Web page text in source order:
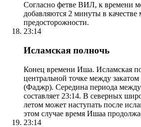
Согласно фетве ВИЛ, к времени
добавляются 2 минуты в качестве
предосторожности.
23:14
Исламская полночь
Конец времени Иша. Исламская
центральной точке между
(Фаджр). Середина периода
составляет 23:14. В северных
летом может наступать после
этом случае время Ишаа
23:14